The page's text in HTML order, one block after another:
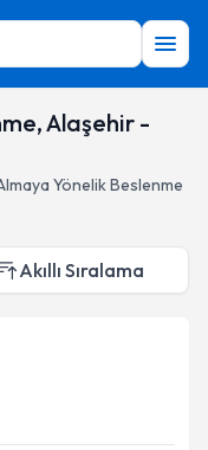
Alaşehir -
Yönelik Beslenme
Akıllı Sıralama